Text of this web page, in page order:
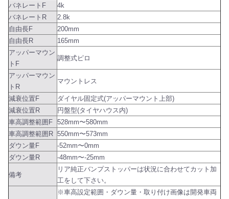
バネレートF
4k
バネレートR
2.8k
自由長F
200mm
自由長R
165mm
アッパーマウン
トF
調整式ピロ
アッパーマウン
トR
マウントレス
減衰位置F
ダイヤル固定式(アッパーマウント上部)
減衰位置R
円盤型(タイヤハウス内)
車高調整範囲F 528mm〜580mm
車高調整範囲R 550mm〜573mm
ダウン量F
-52mm〜0mm
ダウン量R
-48mm〜-25mm
備考
リア純正バンプストッパーは状況に合わせてカット加
工をして下さい。
※車高設定範囲・ダウン量・取り付け画像は開発車両